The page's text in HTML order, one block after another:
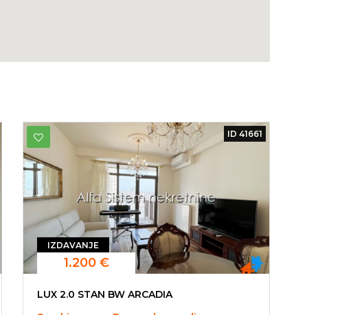
IZDAVANJE
1.200 €
ID 41661
LUX 2.0 STAN BW ARCADIA